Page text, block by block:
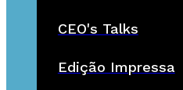
CEO's Talks
Edição Impressa